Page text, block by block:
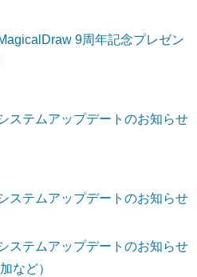
9周年記念プレゼン
ステムアップデートのお知らせ
ステムアップデートのお知らせ
ステムアップデートのお知らせ
など）